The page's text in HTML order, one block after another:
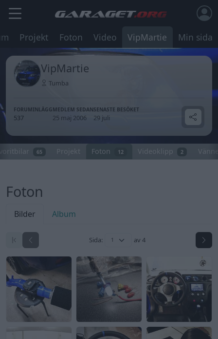
Projekt Foton Video VipMartie Min sida
VipMartie
Tumba
FORUMINLÄGG
537
MEDLEM SEDAN
25 maj 2006
SENASTE BESÖKET
29 juli
65 Projekt Foton 12 Videoklipp 2
Foton
Bilder Album
Sida: av 4